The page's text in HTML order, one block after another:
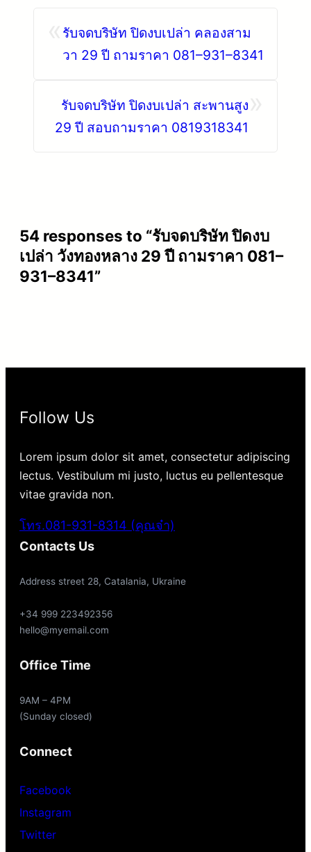
รับจดบริษัท ปิดงบเปล่า คลองสาม
วา 29 ปี ถามราคา 081–931–8341
รับจดบริษัท ปิดงบเปล่า สะพานสูง
29 ปี สอบถามราคา 0819318341
54 responses to “รับจดบริษัท ปิดงบ
เปล่า วังทองหลาง 29 ปี ถามราคา 081–
931–8341”
Follow Us
Lorem ipsum dolor sit amet, consectetur adipiscing
lectus. Vestibulum mi justo, luctus eu pellentesque
vitae gravida non.
โทร.081-931-8314 (คุณจ๋า)
Contacts Us
Address street 28, Catalania, Ukraine
+34 999 223492356
hello@myemail.com
Office Time
9AM – 4PM
(Sunday closed)
Connect
Facebook
Instagram
Twitter